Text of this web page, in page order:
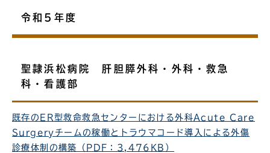
令和5年度
聖隷浜松病院 肝胆膵外科・外科・救急
科・看護部
既存のER型救命救急センターにおける外科Acute Care
Surgeryチームの稼働とトラウマコード導入による外傷
診療体制の構築（PDF：3,476KB）